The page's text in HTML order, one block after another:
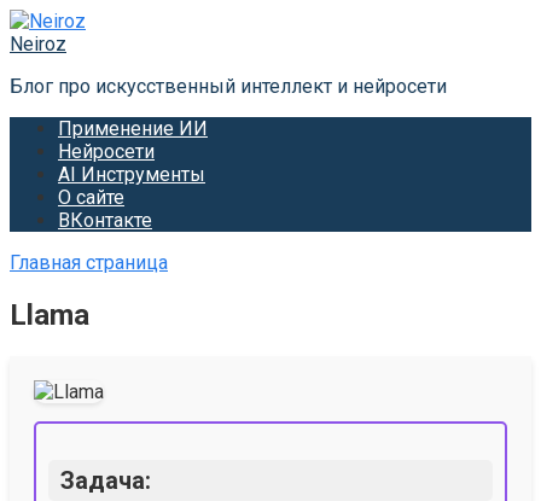
Перейти
к
Neiroz
Блог про искусственный интеллект и нейросети
Применение ИИ
Нейросети
AI Инструменты
О сайте
ВКонтакте
Главная страница
Llama
Задача: